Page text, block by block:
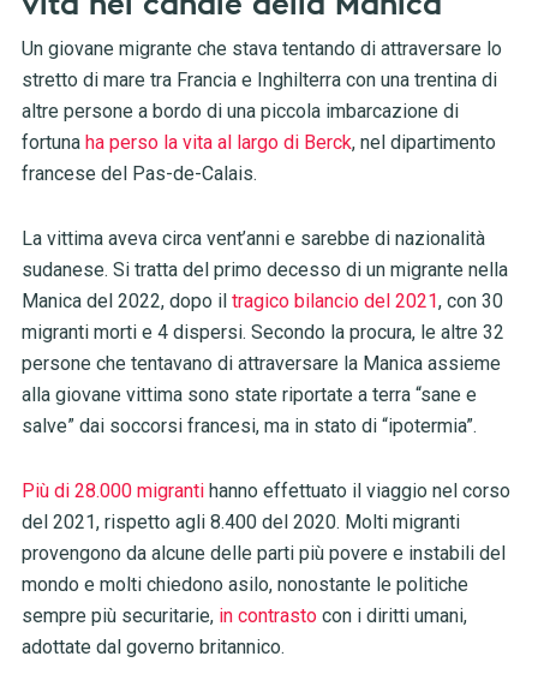
Un giovane migrante che stava tentando di attraversare lo
stretto di mare tra Francia e Inghilterra con una trentina di
altre persone a bordo di una piccola imbarcazione di
fortuna ha perso la vita al largo di Berck, nel dipartimento
francese del Pas-de-Calais.
La vittima aveva circa vent’anni e sarebbe di nazionalità
sudanese. Si tratta del primo decesso di un migrante nella
Manica del 2022, dopo il tragico bilancio del 2021, con 30
migranti morti e 4 dispersi. Secondo la procura, le altre 32
persone che tentavano di attraversare la Manica assieme
alla giovane vittima sono state riportate a terra “sane e
salve” dai soccorsi francesi, ma in stato di “ipotermia”.
Più di 28.000 migrantihanno effettuato il viaggio nel corso
del 2021, rispetto agli 8.400 del 2020. Molti migranti
provengono da alcune delle parti più povere e instabili del
mondo e molti chiedono asilo, nonostante le politiche
sempre più securitarie, in contrastocon i diritti umani,
adottate dal governo britannico.